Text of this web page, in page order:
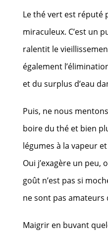
Le thé vert est réputé
miraculeux. C’est un
ralentit le
également
et du surplus d’eau
Puis, ne nous
boire du thé et bien
légumes à la vapeur
Oui j’exagère un peu,
goût n’est pas si
ne sont pas amateurs
Maigrir en buvant